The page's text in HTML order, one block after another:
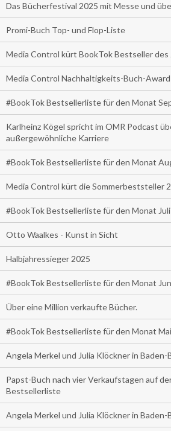
Das Bücherfestival 2025 mit Messe und
Promi-Buch Top- und Flop-Liste
Media Control kürt BookTok Bestseller des
Media Control Nachhaltigkeits-Buch-
#BookTok Bestsellerliste für den Monat
Karlheinz Kögel spricht im OMR Podcast
außergewöhnliche Karriere
#BookTok Bestsellerliste für den Monat
Media Control kürt die Sommerbeststeller
#BookTok Bestsellerliste für den Monat
Otto Waalkes - Kunst in Sicht
Halbjahressieger 2025
#BookTok Bestsellerliste für den Monat
Über eine Million verkaufte Bücher.
#BookTok Bestsellerliste für den Monat
Angela Merkel und Julia Klöckner in Baden-
Papst-Buch nach vier Verkaufstagen auf
Bestsellerliste
Angela Merkel und Julia Klöckner in Baden-